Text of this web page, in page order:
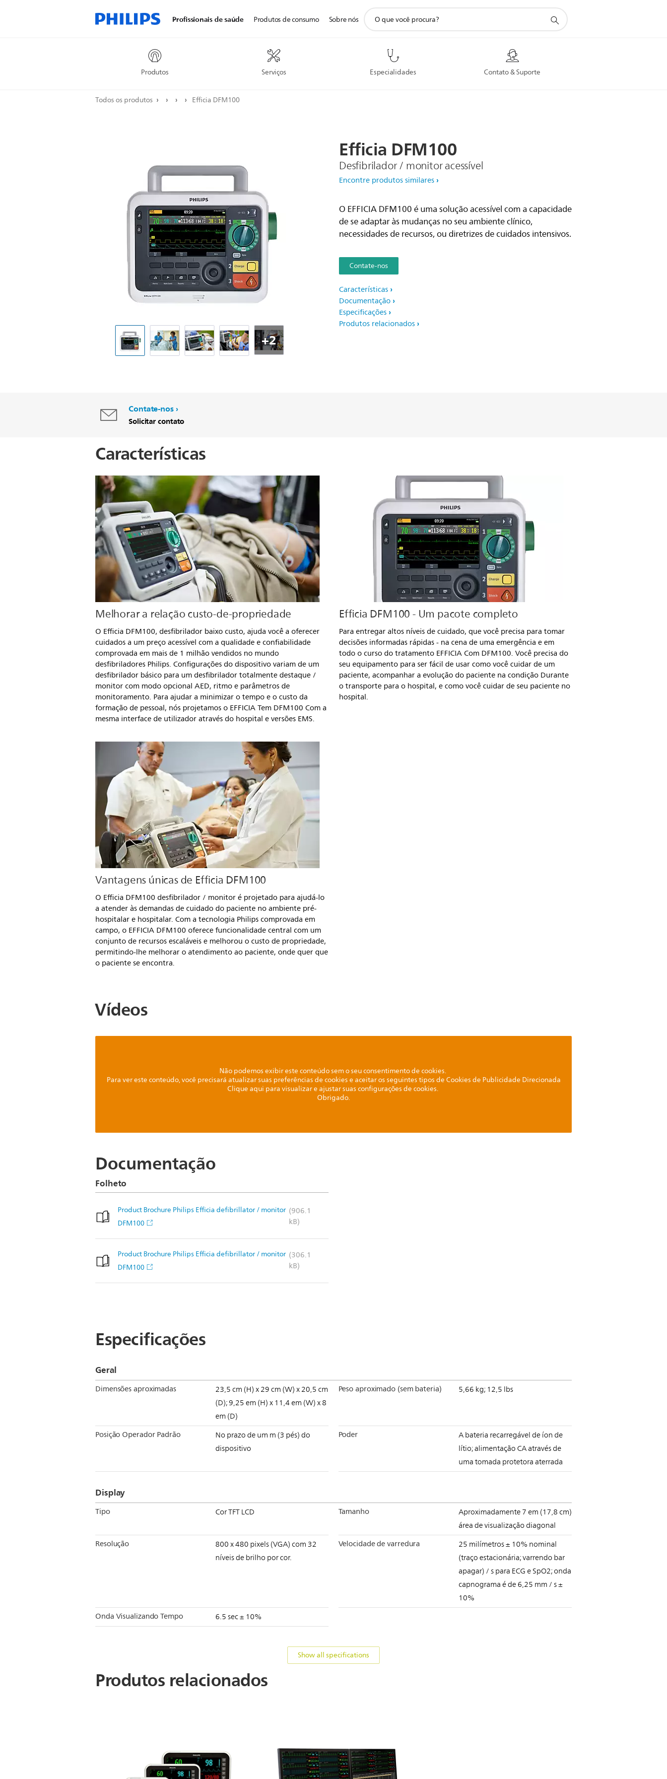
Profissionais de saúde
Produtos Serviços Especialidades Contato & Suporte
Produtos de consumo Sobre nós
suporte
Todos os produtos Efficia DFM100
+2
Efficia DFM100
Desfibrilador / monitor acessível
Encontre produtos similares
O EFFICIA DFM100 é uma solução acessível com a capacidade
de se adaptar às mudanças no seu ambiente clínico,
necessidades de recursos, ou diretrizes de cuidados intensivos.
Contate-nos
Características
Documentação
Especificações
Produtos relacionados
Contate-nos
Solicitar contato
Características
Melhorar a relação custo-de-propriedade
O Efficia DFM100, desfibrilador baixo custo, ajuda você a oferecer
cuidados a um preço acessível com a qualidade e confiabilidade
comprovada em mais de 1 milhão vendidos no mundo
desfibriladores Philips. Configurações do dispositivo variam de um
desfibrilador básico para um desfibrilador totalmente destaque /
monitor com modo opcional AED, ritmo e parâmetros de
monitoramento. Para ajudar a minimizar o tempo e o custo da
formação de pessoal, nós projetamos o EFFICIA Tem DFM100 Com a
mesma interface de utilizador através do hospital e versões EMS.
Efficia DFM100 - Um pacote completo
Para entregar altos níveis de cuidado, que você precisa para tomar
decisões informadas rápidas - na cena de uma emergência e em
todo o curso do tratamento EFFICIA Com DFM100. Você precisa do
seu equipamento para ser fácil de usar como você cuidar de um
paciente, acompanhar a evolução do paciente na condição Durante
o transporte para o hospital, e como você cuidar de seu paciente no
hospital.
Vantagens únicas de Efficia DFM100
O Efficia DFM100 desfibrilador / monitor é projetado para ajudá-lo
a atender às demandas de cuidado do paciente no ambiente pré-
hospitalar e hospitalar. Com a tecnologia Philips comprovada em
campo, o EFFICIA DFM100 oferece funcionalidade central com um
conjunto de recursos escaláveis ​​e melhorou o custo de propriedade,
permitindo-lhe melhorar o atendimento ao paciente, onde quer que
o paciente se encontra.
Vídeos
Não podemos exibir este conteúdo sem o seu consentimento de cookies.
Para ver este conteúdo, você precisará atualizar suas preferências de cookies e aceitar os seguintes tipos de Cookies de Publicidade Direcionada
Clique aqui para visualizar e ajustar suas configurações de cookies.
Obrigado.
Documentação
Folheto
Product Brochure Philips Efficia defibrillator / monitor
DFM100
(906.1
kB)
Product Brochure Philips Efficia defibrillator / monitor
DFM100
(306.1
kB)
Especificações
Geral
Dimensões aproximadas
23,5 cm (H) x 29 cm (W) x 20,5 cm
(D); 9,25 em (H) x 11,4 em (W) x 8
em (D)
Peso aproximado (sem bateria) 5,66 kg; 12,5 lbs
Posição Operador Padrão
No prazo de um m (3 pés) do
dispositivo
Poder
A bateria recarregável de íon de
lítio; alimentação CA através de
uma tomada protetora aterrada
Display
Tipo Cor TFT LCD Tamanho
Aproximadamente 7 em (17,8 cm)
área de visualização diagonal
Resolução
800 x 480 pixels (VGA) com 32
níveis de brilho por cor.
Velocidade de varredura
25 milímetros ± 10% nominal
(traço estacionária; varrendo bar
apagar) / s para ECG e SpO2; onda
capnograma é de 6,25 mm / s ±
10%
Onda Visualizando Tempo 6.5 sec ± 10%
Show all specifications
Produtos relacionados